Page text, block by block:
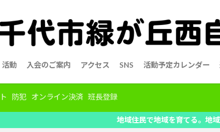
活動 入会のご案内 アクセス SNS 活動予定カレンダー
防犯 オンライン決済 班長登録
地域住民で地域を育てる。地域の情報を